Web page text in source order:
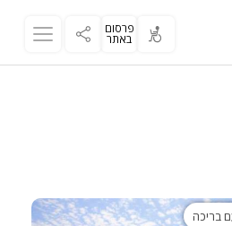
פרסום
באתר
בריכה